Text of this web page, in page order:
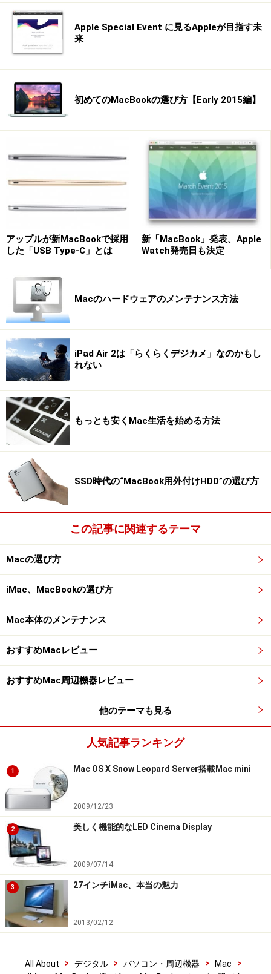
Apple Special Event に見るAppleが目指す未
来
初めてのMacBookの選び方【Early 2015編】
アップルが新MacBookで採用
した「USB Type-C」とは
新「MacBook」発表、Apple
Watch発売日も決定
Macのハードウェアのメンテナンス方法
iPad Air 2は「らくらくデジカメ」なのかもし
れない
もっとも安くMac生活を始める方法
SSD時代の“MacBook用外付けHDD”の選び方
この記事に関連するテーマ
Macの選び方
iMac、MacBookの選び方
Mac本体のメンテナンス
おすすめMacレビュー
おすすめMac周辺機器レビュー
他のテーマも見る
人気記事ランキング
1 Mac OS X Snow Leopard Server搭載Mac mini
2009/12/23
2 美しく機能的なLED Cinema Display
2009/07/14
3 27インチiMac、本当の魅力
2013/02/12
All About > デジタル > パソコン・周辺機器 > Mac
>